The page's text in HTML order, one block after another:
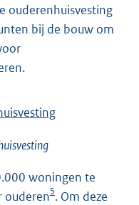
ouderenhuisvesting
bij de bouw om
woningen te
ouderen5. Om deze